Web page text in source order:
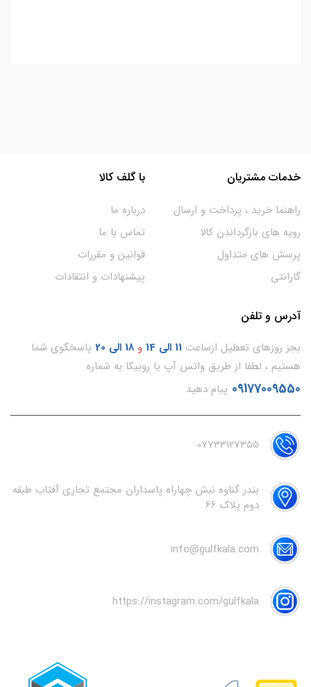
خدمات مشتریان
راهنما خرید ، پرداخت و ارسال
رویه های بازگرداندن کالا
پرسش های متداول
گارانتی
با گلف کالا
درباره ما
تماس با ما
قوانین و مقررات
پیشنهادات و انتقادات
آدرس و تلفن
بجز روزهای تعطیل ازساعت 11 الی 14 و 18 الی 20
پاسخگوی شما
هستیم ، لطفا از طریق واتس آپ یا روبیکا به شماره
09177009550 پیام دهید
07733127355
بندر گناوه نبش چهاراه پاسداران مجتمع تجاری آفتاب طبقه
دوم پلاک 66
info@gulfkala.com
https://instagram.com/gulfkala